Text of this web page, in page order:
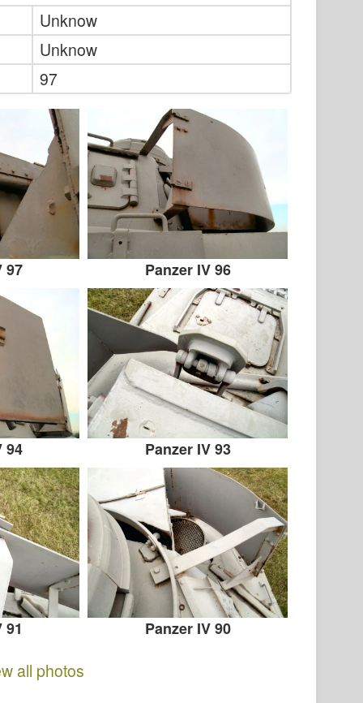
Unknow
Unknow
97
97 Panzer IV 96
94 Panzer IV 93
91 Panzer IV 90
all photos